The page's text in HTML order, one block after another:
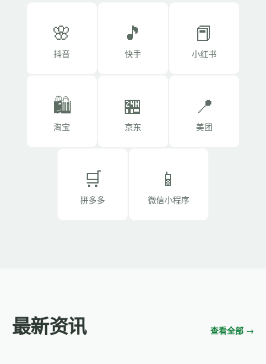
🌸
抖音
🎵
快手
📕
小红书
🛍️
淘宝
🏪
京东
📍
美团
🛒
拼多多
📱
微信小程序
最新资讯 查看全部 →